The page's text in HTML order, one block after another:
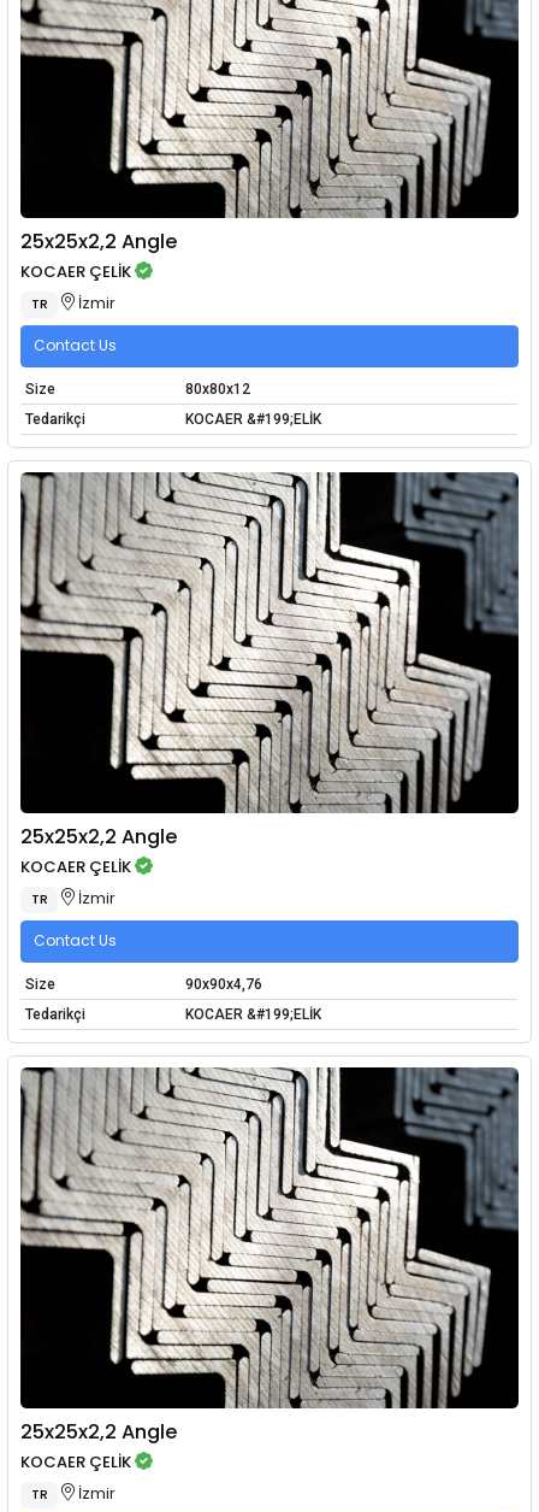
25x25x2,2 Angle
KOCAER ÇELİK
TR İzmir
Contact Us
Size
80x80x12
Tedarikçi
KOCAER &#199;ELİK
25x25x2,2 Angle
KOCAER ÇELİK
TR İzmir
Contact Us
Size
90x90x4,76
Tedarikçi
KOCAER &#199;ELİK
25x25x2,2 Angle
KOCAER ÇELİK
TR İzmir